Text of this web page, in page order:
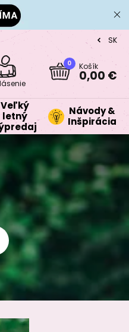
CZ
SK
0 Košík
0,00 €
Veľký
letný
Návody &
Inšpirácia